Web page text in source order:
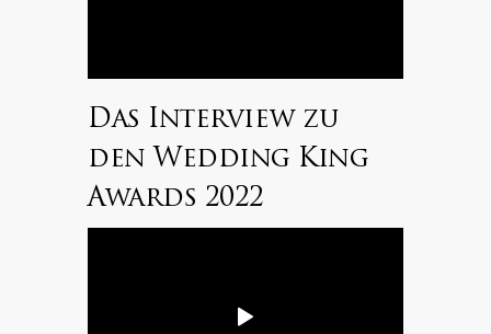
Das Interview zu
den Wedding King
Awards 2022